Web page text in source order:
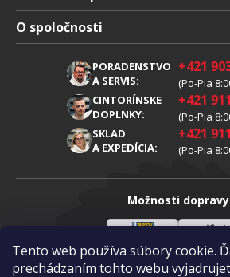
Tento web používa súbory cookie.
prechádzaním tohto webu
Doprava a platba
Obchodné podmienky
Reklamácia
Spracovanie osobných údajov
O spoločnosti
PORADENSTVO
A SERVIS:
+421
(Po-Pia
CINTORÍNSKE
DOPLNKY:
+421
(Po-Pia
SKLAD
A EXPEDÍCIA:
+421
(Po-Pia
Možnosti dopravy
Sloveenská
pošta
Vlastná
doprava
Možnosti platby